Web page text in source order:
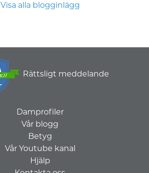
Visa alla blogginlägg
Rättsligt meddelande
Damprofiler
Vår blogg
Betyg
Vår Youtube kanal
Hjälp